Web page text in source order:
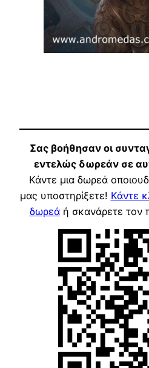
Σας βοήθησαν οι
εντελώς δωρεάν σε
Κάντε μια δωρεά
μας υποστηρίξετε! Κάντε
δωρεάή σκανάρετε τον